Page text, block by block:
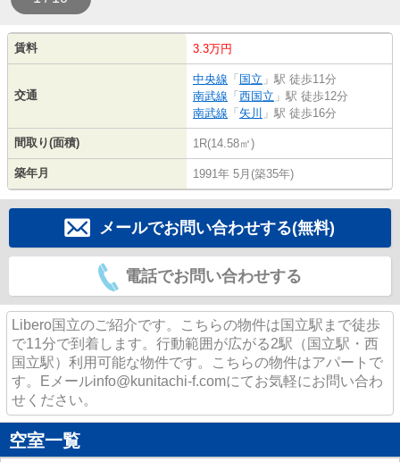
賃料 3.3万円
交通
中央線 「 国立 」駅 徒歩11分
南武線 「 西国立 」駅 徒歩12分
南武線 「 矢川 」駅 徒歩16分
間取り(面積) 1R(14.58㎡)
築年月 1991年 5月(築35年)
メールでお問い合わせする(無料)
電話でお問い合わせする
Libero国立のご紹介です。こちらの物件は国立駅まで徒歩
で11分で到着します。行動範囲が広がる2駅（国立駅・西
国立駅）利用可能な物件です。こちらの物件はアパートで
す。Eメールinfo@kunitachi-f.comにてお気軽にお問い合わ
せください。
空室一覧